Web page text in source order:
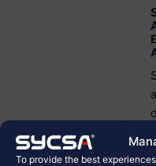
To provide the best